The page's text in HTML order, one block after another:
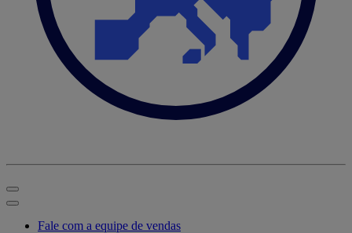
Fale com a equipe de vendas